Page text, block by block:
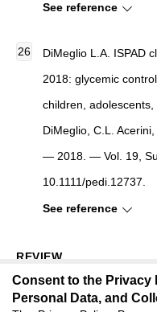
See reference
DiMeglio L.A. ISPAD
2018: glycemic
children,
DiMeglio, C.L.
— 2018. — Vol. 19,
10.1111/pedi.12737.
See reference
REVIEW
Reviewer: Community of
Consent to the Privacy
Personal Data, and